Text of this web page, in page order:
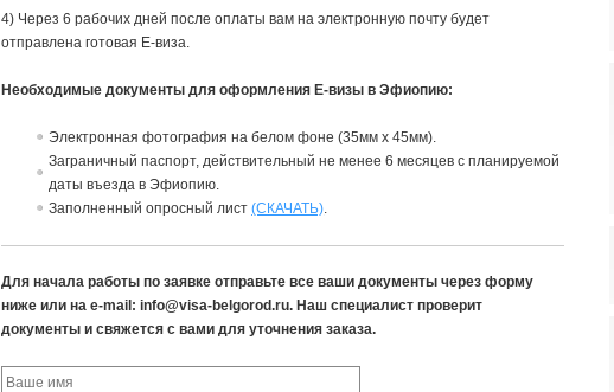
4) Через 6 рабочих дней после оплаты вам на электронную почту будет
отправлена готовая Е-виза.
Необходимые документы для оформления Е-визы в Эфиопию:
Электронная фотография на белом фоне (35мм х 45мм).
Заграничный паспорт, действительный не менее 6 месяцев с планируемой
даты въезда в Эфиопию.
Заполненный опросный лист(СКАЧАТЬ).
Для начала работы по заявке отправьте все ваши документы через форму
ниже или на e-mail: info@visa-belgorod.ru. Наш специалист проверит
документы и свяжется с вами для уточнения заказа.